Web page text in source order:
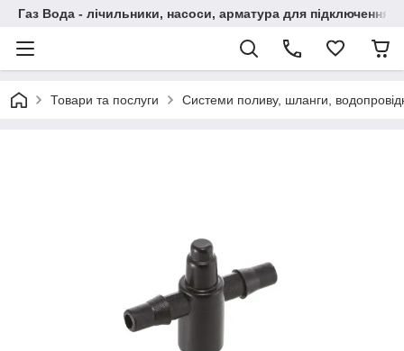
Газ Вода - лічильники, насоси, арматура для підключення,
Товари та послуги Системи поливу, шланги,